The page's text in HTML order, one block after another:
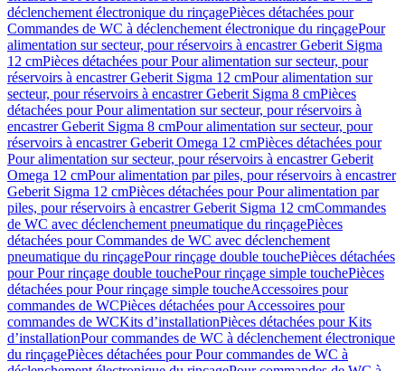
déclenchement électronique du rinçagePièces détachées pour
Commandes de WC à déclenchement électronique du rinçagePour
alimentation sur secteur, pour réservoirs à encastrer Geberit Sigma
12 cmPièces détachées pour Pour alimentation sur secteur, pour
réservoirs à encastrer Geberit Sigma 12 cmPour alimentation sur
secteur, pour réservoirs à encastrer Geberit Sigma 8 cmPièces
détachées pour Pour alimentation sur secteur, pour réservoirs à
encastrer Geberit Sigma 8 cmPour alimentation sur secteur, pour
réservoirs à encastrer Geberit Omega 12 cmPièces détachées pour
Pour alimentation sur secteur, pour réservoirs à encastrer Geberit
Omega 12 cmPour alimentation par piles, pour réservoirs à encastrer
Geberit Sigma 12 cmPièces détachées pour Pour alimentation par
piles, pour réservoirs à encastrer Geberit Sigma 12 cmCommandes
de WC avec déclenchement pneumatique du rinçagePièces
détachées pour Commandes de WC avec déclenchement
pneumatique du rinçagePour rinçage double touchePièces détachées
pour Pour rinçage double touchePour rinçage simple touchePièces
détachées pour Pour rinçage simple toucheAccessoires pour
commandes de WCPièces détachées pour Accessoires pour
commandes de WCKits d’installationPièces détachées pour Kits
d’installationPour commandes de WC à déclenchement électronique
du rinçagePièces détachées pour Pour commandes de WC à